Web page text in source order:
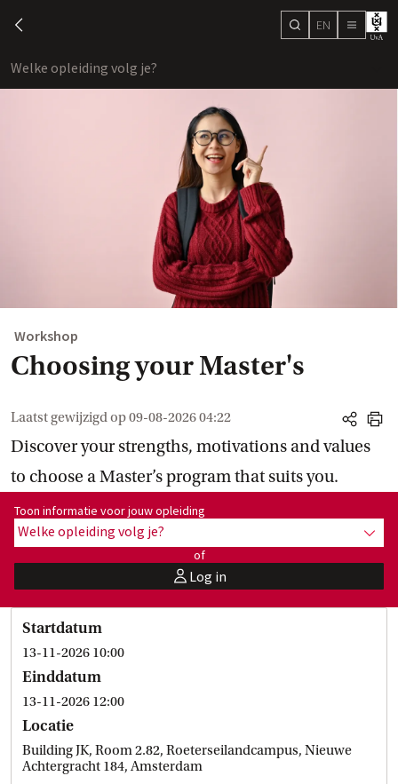
chevron-left search
EN menu
Welke opleiding volg je?
Workshop
Choosing your Master's
Laatst gewijzigd op09-08-2026 04:22
share
print
Discover your strengths, motivations and values
to choose a Master’s program that suits you.
Toon informatie voor opleiding:
Toon informatie voor jouw opleiding
Welke opleiding volg je? toon
of
userLog in
Startdatum
13-11-2026 10:00
Einddatum
13-11-2026 12:00
Locatie
Building JK, Room 2.82, Roeterseilandcampus, Nieuwe
Achtergracht 184, Amsterdam